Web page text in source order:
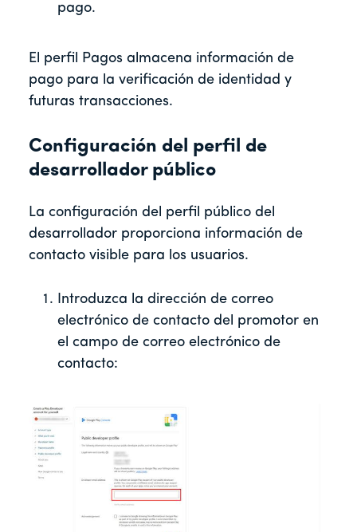
pago.
El perfil Pagos almacena información de
pago para la verificación de identidad y
futuras transacciones.
Configuración del perfil de
desarrollador público
La configuración del perfil público del
desarrollador proporciona información de
contacto visible para los usuarios.
Introduzca la dirección de correo
electrónico de contacto del promotor en
el campo de correo electrónico de
contacto: